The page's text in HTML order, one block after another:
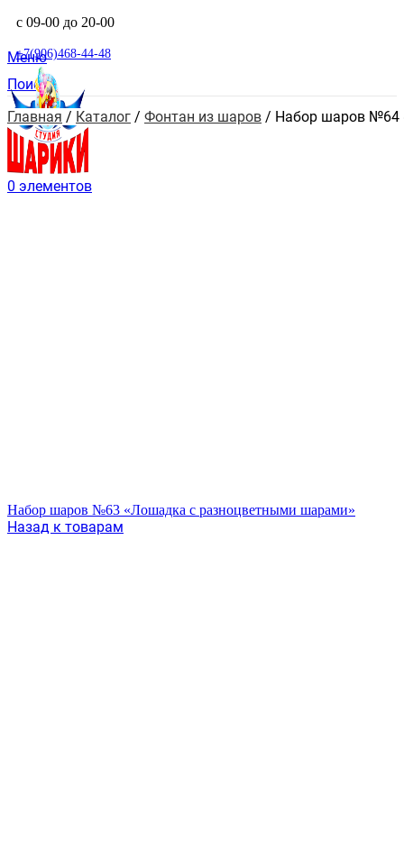
с 09-00 до 20-00
+7(906)468-44-48
Поиск
Меню
0 элементов
Главная / Каталог / Фонтан из шаров / Набор шаров №64
Набор шаров №63 «Лошадка с разноцветными шарами»
Назад к товарам